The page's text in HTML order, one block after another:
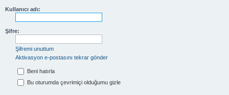
Kullanıcı adı:
Şifre:
Şifremi unuttum
Aktivasyon e-postasını tekrar gönder
Beni hatırla
Bu oturumda çevrimiçi olduğumu gizle